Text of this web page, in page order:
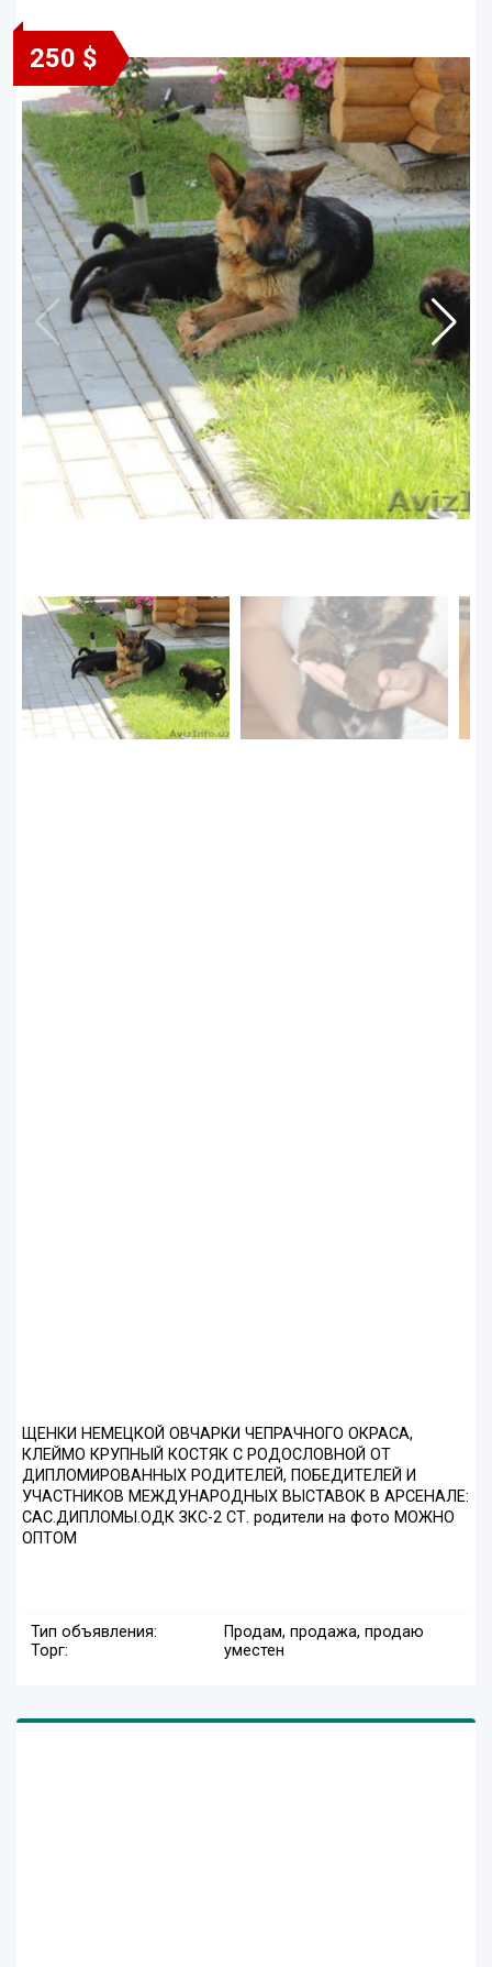
250 $
ЩЕНКИ НЕМЕЦКОЙ ОВЧАРКИ ЧЕПРАЧНОГО ОКРАСА,
КЛЕЙМО КРУПНЫЙ КОСТЯК С РОДОСЛОВНОЙ ОТ
ДИПЛОМИРОВАННЫХ РОДИТЕЛЕЙ, ПОБЕДИТЕЛЕЙ И
УЧАСТНИКОВ МЕЖДУНАРОДНЫХ ВЫСТАВОК В АРСЕНАЛЕ:
САС.ДИПЛОМЫ.ОДК ЗКС-2 СТ. родители на фото МОЖНО
ОПТОМ
Тип объявления:
Продам, продажа, продаю
Торг:
уместен